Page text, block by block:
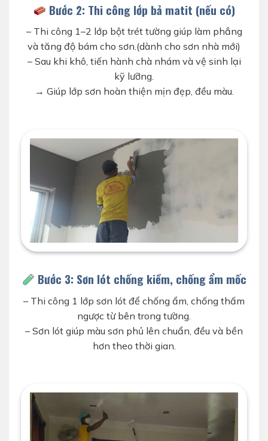
Bước 2: Thi công lớp bả matit (nếu có)
– Thi công 1–2 lớp bột trét tường giúp làm phẳng
và tăng độ bám cho sơn.(dành cho sơn nhà mới)
– Sau khi khô, tiến hành chà nhám và vệ sinh lại
kỹ lưỡng.
→ Giúp lớp sơn hoàn thiện mịn đẹp, đều màu.
thợ sơn d-home 24h đang bả lại nhà cũ
Bước 3: Sơn lót chống kiềm, chống ẩm mốc
– Thi công 1 lớp sơn lót để chống ẩm, chống thấm
ngược từ bên trong tường.
– Sơn lót giúp màu sơn phủ lên chuẩn, đều và bền
hơn theo thời gian.